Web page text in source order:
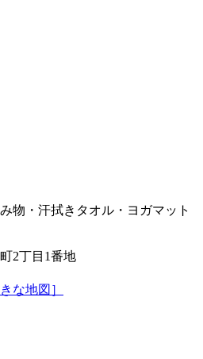
物・汗拭きタオル・ヨガマット
2丁目1番地
な地図］